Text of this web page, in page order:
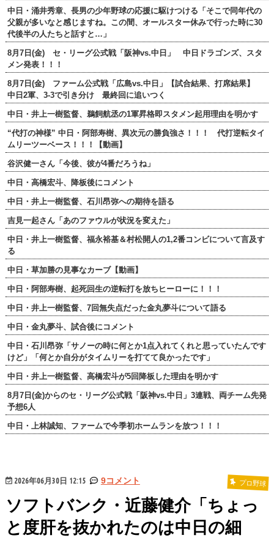
中日・涌井秀章、長男の少年野球の応援に駆けつける「そこで同年代の
父親が多いなと感じますね。この間、オールスター休みで行った時に30
代後半の人たちと話すと…」
8月7日(金) セ・リーグ公式戦「阪神vs.中日」 中日ドラゴンズ、スタ
メン発表！！！
8月7日(金) ファーム公式戦「広島vs.中日」【試合結果、打席結果】
中日2軍、3-3で引き分け 最終回に追いつく
中日・井上一樹監督、鵜飼航丞の1軍昇格即スタメン起用理由を明かす
“代打の神様” 中日・阿部寿樹、異次元の勝負強さ！！！ 代打逆転タイ
ムリーツーベース！！！【動画】
谷沢健一さん「今後、彼が4番だろうね」
中日・高橋宏斗、降板後にコメント
中日・井上一樹監督、石川昂弥への期待を語る
吉見一起さん「あのファウルが状況を変えた」
中日・井上一樹監督、福永裕基＆村松開人の1,2番コンビについて言及す
る
中日・草加勝の見事なカーブ【動画】
中日・阿部寿樹、起死回生の逆転打を放ちヒーローに！！！
中日・井上一樹監督、7回無失点だった金丸夢斗について語る
中日・金丸夢斗、試合後にコメント
中日・石川昂弥「サノーの時に何とか1点入れてくれと思っていたんです
けど」「何とか自分がタイムリーを打てて良かったです」
中日・井上一樹監督、高橋宏斗が5回降板した理由を明かす
8月7日(金)からのセ・リーグ公式戦「阪神vs.中日」3連戦、両チーム先発
予想6人
中日・上林誠知、ファームで今季初ホームランを放つ！！！
2026年06月30日 12:15 9コメント プロ野球
ソフトバンク・近藤健介「ちょっ
と度肝を抜かれたのは中日の細